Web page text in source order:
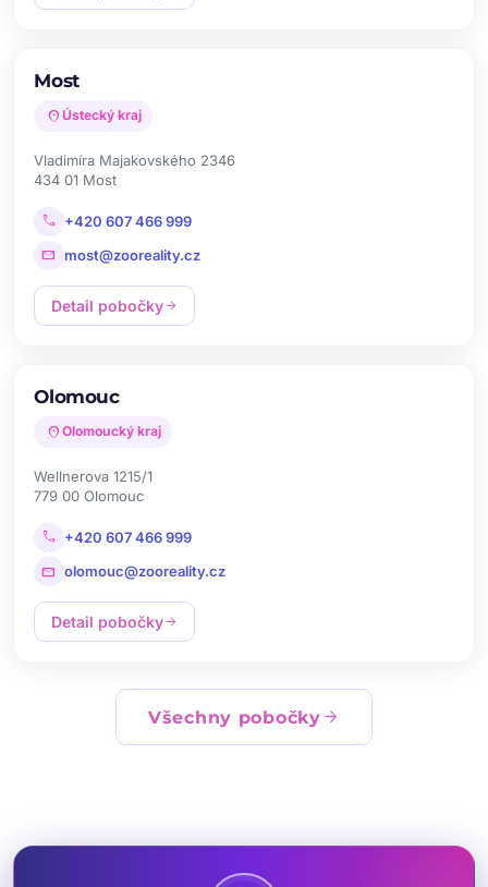
Most
location_on Ústecký kraj
Vladimíra Majakovského 2346
434 01 Most
call +420 607 466 999
mail most@zooreality.cz
Detail pobočkyarrow_forward
Olomouc
location_on Olomoucký kraj
Wellnerova 1215/1
779 00 Olomouc
call +420 607 466 999
mail olomouc@zooreality.cz
Detail pobočkyarrow_forward
Všechny pobočky arrow_forward